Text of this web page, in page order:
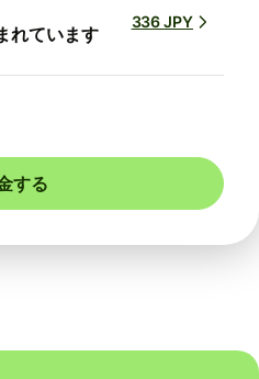
れています
336 JPY
する